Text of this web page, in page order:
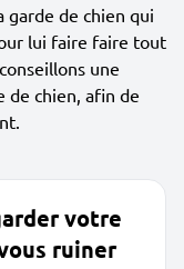
de chien qui
lui faire faire tout
une
de chien, afin de
votre
ruiner